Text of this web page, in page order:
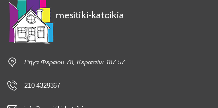
Ρήγα Φεραίου 78, Κερατσίνι 187 57
210 4329367